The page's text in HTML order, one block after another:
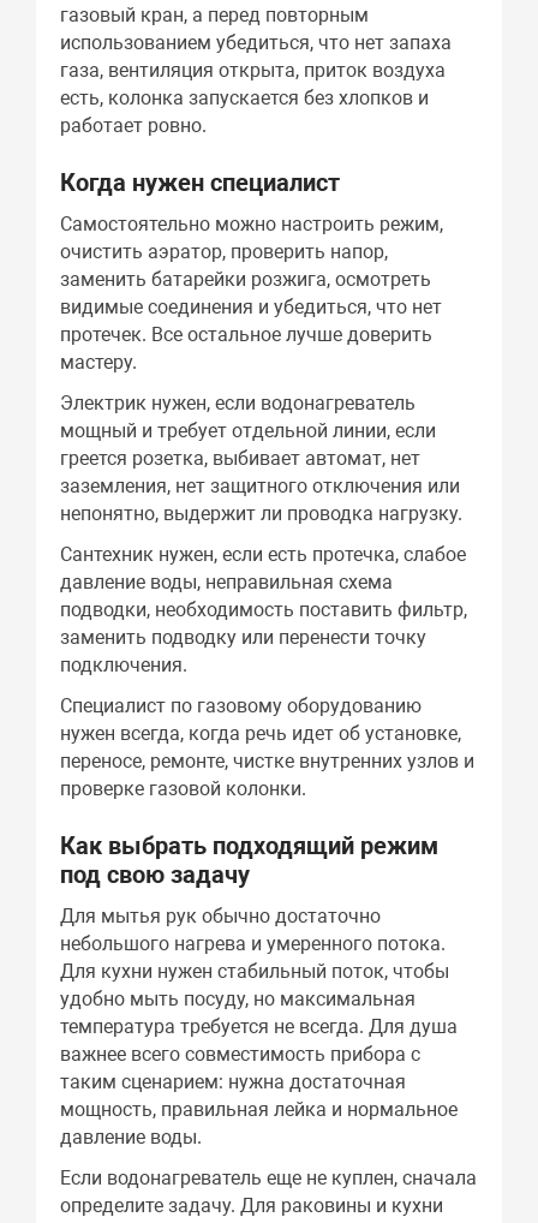
газовый кран, а перед повторным
использованием убедиться, что нет запаха
газа, вентиляция открыта, приток воздуха
есть, колонка запускается без хлопков и
работает ровно.
Когда нужен специалист
Самостоятельно можно настроить режим,
очистить аэратор, проверить напор,
заменить батарейки розжига, осмотреть
видимые соединения и убедиться, что нет
протечек. Все остальное лучше доверить
мастеру.
Электрик нужен, если водонагреватель
мощный и требует отдельной линии, если
греется розетка, выбивает автомат, нет
заземления, нет защитного отключения или
непонятно, выдержит ли проводка нагрузку.
Сантехник нужен, если есть протечка, слабое
давление воды, неправильная схема
подводки, необходимость поставить фильтр,
заменить подводку или перенести точку
подключения.
Специалист по газовому оборудованию
нужен всегда, когда речь идет об установке,
переносе, ремонте, чистке внутренних узлов и
проверке газовой колонки.
Как выбрать подходящий режим
под свою задачу
Для мытья рук обычно достаточно
небольшого нагрева и умеренного потока.
Для кухни нужен стабильный поток, чтобы
удобно мыть посуду, но максимальная
температура требуется не всегда. Для душа
важнее всего совместимость прибора с
таким сценарием: нужна достаточная
мощность, правильная лейка и нормальное
давление воды.
Если водонагреватель еще не куплен, сначала
определите задачу. Для раковины и кухни